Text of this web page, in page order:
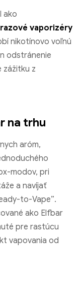
ako
vaporizéry
nikotínovo voľnú
odstránenie
zážitku z
na trhu
aróm,
modov, pri
a navíjať
to-Vape”.
ako Elfbar
pre rastúcu
vapovania od